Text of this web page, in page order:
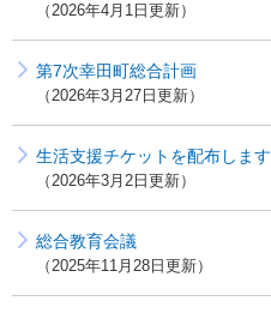
2026年4月1日更新
第7次幸田町総合計画
2026年3月27日更新
生活支援チケットを配布します
2026年3月2日更新
総合教育会議
2025年11月28日更新